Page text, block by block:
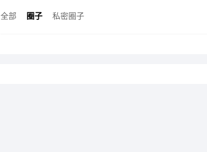
全部 圈子 私密圈子